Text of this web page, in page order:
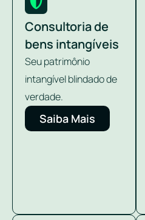
Consultoria de
bens intangíveis
Seu patrimônio
intangível blindado de
verdade.
Saiba Mais